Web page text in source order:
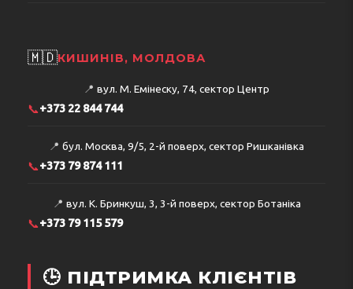
🇲🇩КИШИНІВ, МОЛДОВА
📍 вул. М. Емінеску, 74, сектор Центр
📞+373 22 844 744
📍 бул. Москва, 9/5, 2-й поверх, сектор Ришканівка
📞+373 79 874 111
📍 вул. К. Бринкуш, 3, 3-й поверх, сектор Ботаніка
📞+373 79 115 579
🕒 ПІДТРИМКА КЛІЄНТІВ